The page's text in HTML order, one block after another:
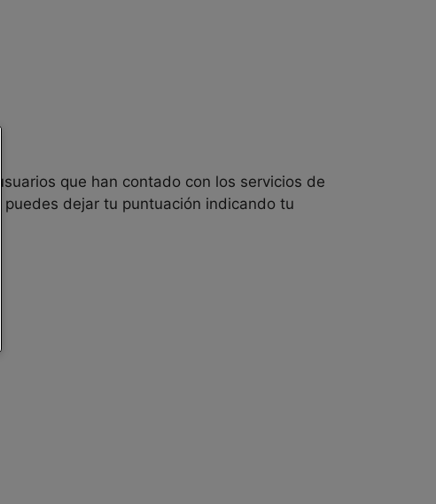
que han contado con los servicios de
dejar tu puntuación indicando tu